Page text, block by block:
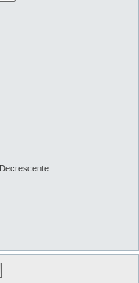
Decrescente